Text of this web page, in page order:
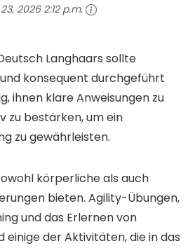
2026 2:12 p.m.
Langhaars sollte
konsequent durchgeführt
ihnen klare Anweisungen zu
zu bestärken, um ein
zu gewährleisten.
körperliche als auch
bieten. Agility-Übungen,
und das Erlernen von
einige der Aktivitäten, die in das